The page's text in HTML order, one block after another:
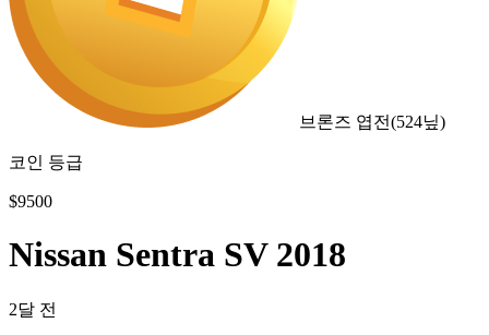
브론즈 엽전(524닢)
코인 등급
$9500
Nissan Sentra SV 2018
2달 전